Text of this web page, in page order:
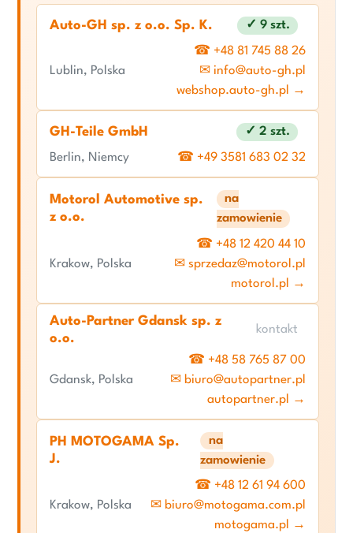
Auto-GH sp. z o.o. Sp. K. ✓ 9 szt.
Lublin, Polska
☎ +48 81 745 88 26
✉ info@auto-gh.pl
webshop.auto-gh.pl →
GH-Teile GmbH ✓ 2 szt.
Berlin, Niemcy ☎ +49 3581 683 02 32
Motorol Automotive sp.
z o.o.
na
zamowienie
Krakow, Polska
☎ +48 12 420 44 10
✉ sprzedaz@motorol.pl
motorol.pl →
Auto-Partner Gdansk sp. z
o.o.
kontakt
Gdansk, Polska
☎ +48 58 765 87 00
✉ biuro@autopartner.pl
autopartner.pl →
PH MOTOGAMA Sp.
J.
na
zamowienie
Krakow, Polska
☎ +48 12 61 94 600
✉ biuro@motogama.com.pl
motogama.pl →